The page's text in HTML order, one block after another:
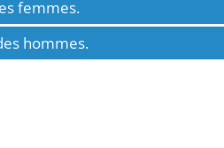
femmes.
hommes.